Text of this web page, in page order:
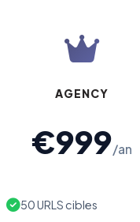
AGENCY
€999/an
50 URLS cibles